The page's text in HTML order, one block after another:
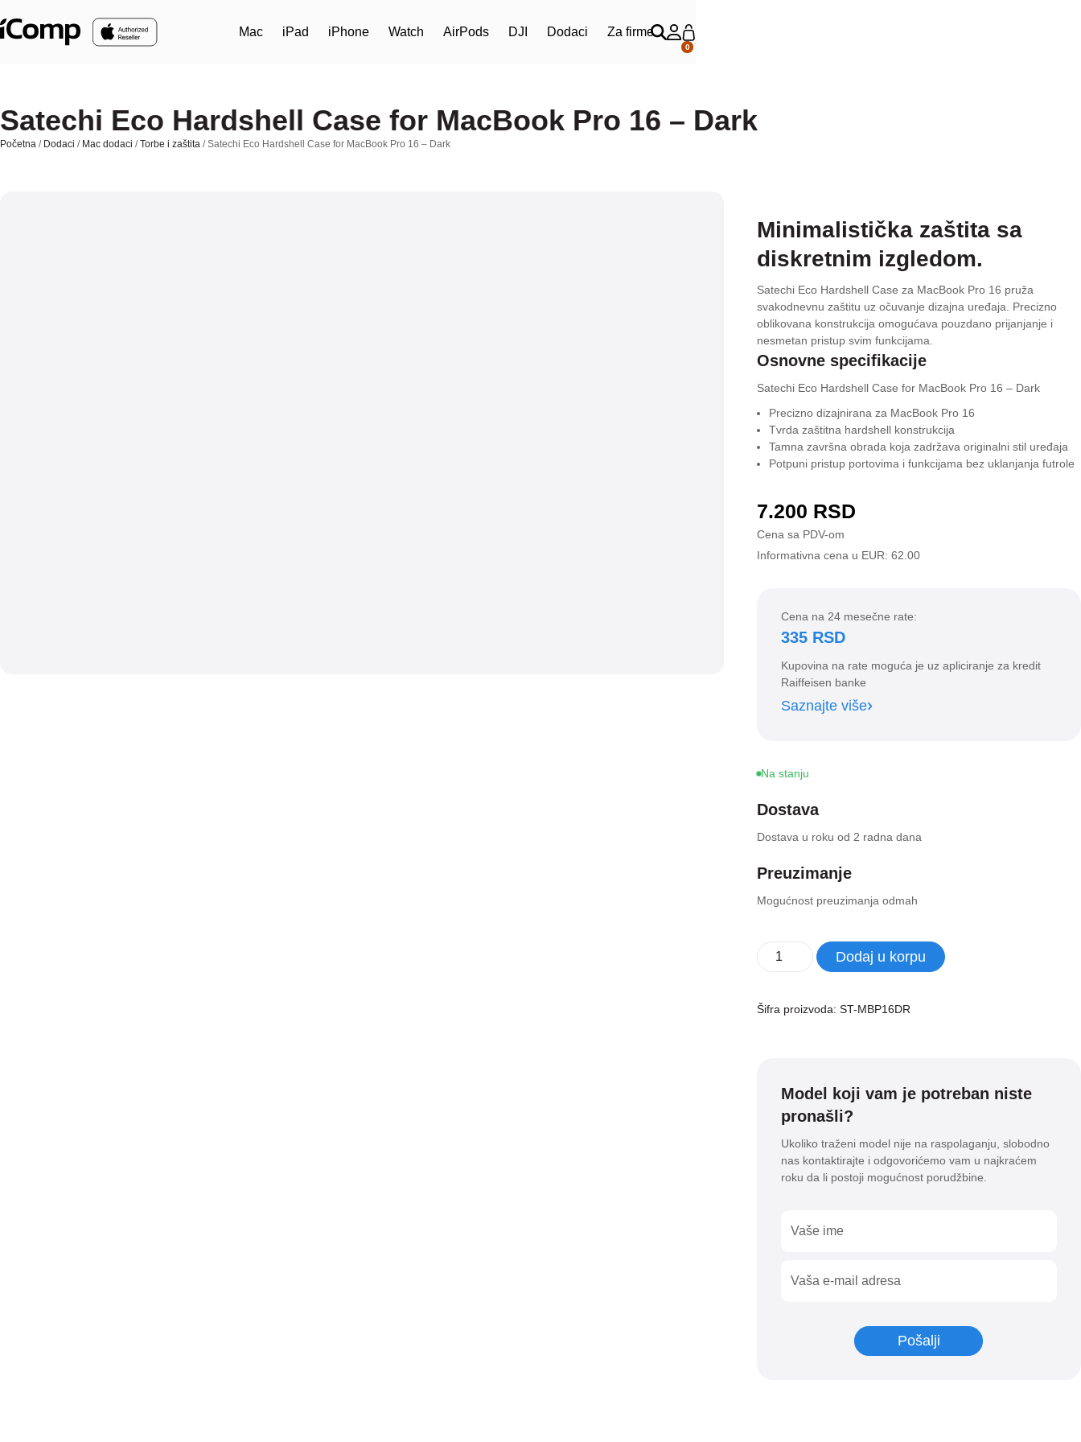
Mac iPad iPhone Watch AirPods DJI Dodaci Za firme
0
Satechi Eco Hardshell Case for MacBook Pro 16 – Dark
Početna / Dodaci / Mac dodaci /Torbe i zaštita / Satechi Eco Hardshell Case for MacBook Pro 16 – Dark
Minimalistička zaštita sa
diskretnim izgledom.
Satechi Eco Hardshell Case za MacBook Pro 16 pruža
svakodnevnu zaštitu uz očuvanje dizajna uređaja. Precizno
oblikovana konstrukcija omogućava pouzdano prijanjanje i
nesmetan pristup svim funkcijama.
Osnovne specifikacije
Satechi Eco Hardshell Case for MacBook Pro 16 – Dark
Precizno dizajnirana za MacBook Pro 16
Tvrda zaštitna hardshell konstrukcija
Tamna završna obrada koja zadržava originalni stil uređaja
Potpuni pristup portovima i funkcijama bez uklanjanja futrole
7.200 RSD
Cena sa PDV-om
Informativna cena u EUR: 62.00
Cena na 24 mesečne rate:
335 RSD
Kupovina na rate moguća je uz apliciranje za kredit
Raiffeisen banke
Saznajte više
Na stanju
Dostava
Dostava u roku od 2 radna dana
Preuzimanje
Mogućnost preuzimanja odmah
Satechi
Case
Dark
količina
Dodaj u korpu
Šifra proizvoda: ST-MBP16DR
Model koji vam je potreban niste
pronašli?
Ukoliko traženi model nije na raspolaganju, slobodno
nas kontaktirajte i odgovorićemo vam u najkraćem
roku da li postoji mogućnost porudžbine.